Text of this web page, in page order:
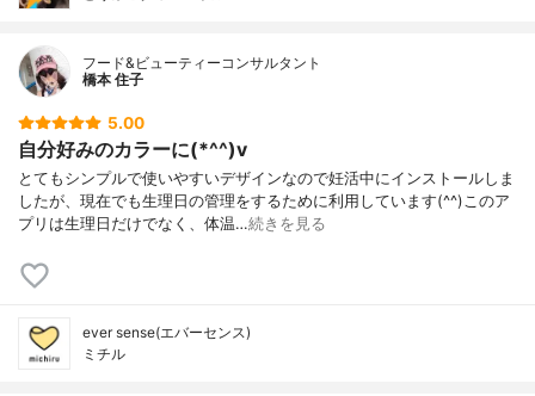
フード&ビューティーコンサルタント
橋本 住子
5.00
自分好みのカラーに(*^^)v
とてもシンプルで使いやすいデザインなので妊活中にインストールしま
したが、現在でも生理日の管理をするために利用しています(^^)このア
プリは生理日だけでなく、体温…続きを見る
ever sense(エバーセンス)
ミチル